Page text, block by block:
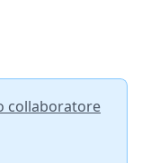
collaboratore